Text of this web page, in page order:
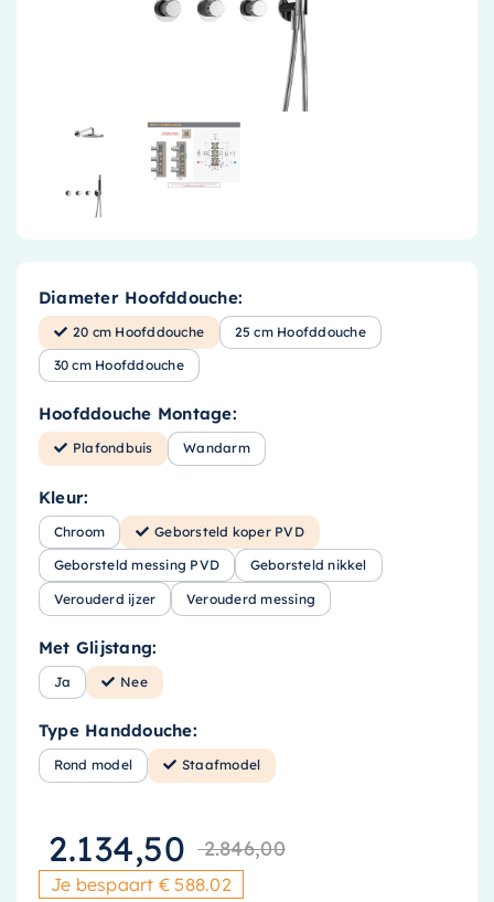
Diameter Hoofddouche:
20 cm Hoofddouche 25 cm Hoofddouche
30 cm Hoofddouche
Hoofddouche Montage:
Plafondbuis Wandarm
Kleur:
Chroom Geborsteld koper PVD
Geborsteld messing PVD Geborsteld nikkel
Verouderd ijzer Verouderd messing
Met Glijstang:
Ja Nee
Type Handdouche:
Rond model Staafmodel
2.846,00
2.134,50 Huidige
Je bespaart € 588.02